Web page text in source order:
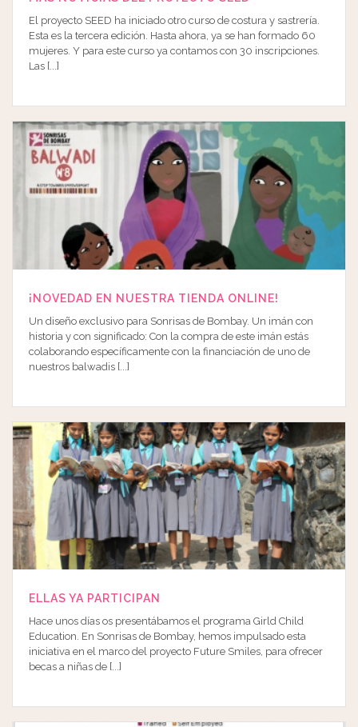
El proyecto SEED ha iniciado otro curso de costura y sastrería.
Esta es la tercera edición. Hasta ahora, ya se han formado 60
mujeres. Y para este curso ya contamos con 30 inscripciones.
Las [...]
¡NOVEDAD EN NUESTRA TIENDA ONLINE!
Un diseño exclusivo para Sonrisas de Bombay. Un imán con
historia y con significado: Con la compra de este imán estás
colaborando específicamente con la financiación de uno de
nuestros balwadis [...]
ELLAS YA PARTICIPAN
Hace unos días os presentábamos el programa Girld Child
Education. En Sonrisas de Bombay, hemos impulsado esta
iniciativa en el marco del proyecto Future Smiles, para ofrecer
becas a niñas de [...]